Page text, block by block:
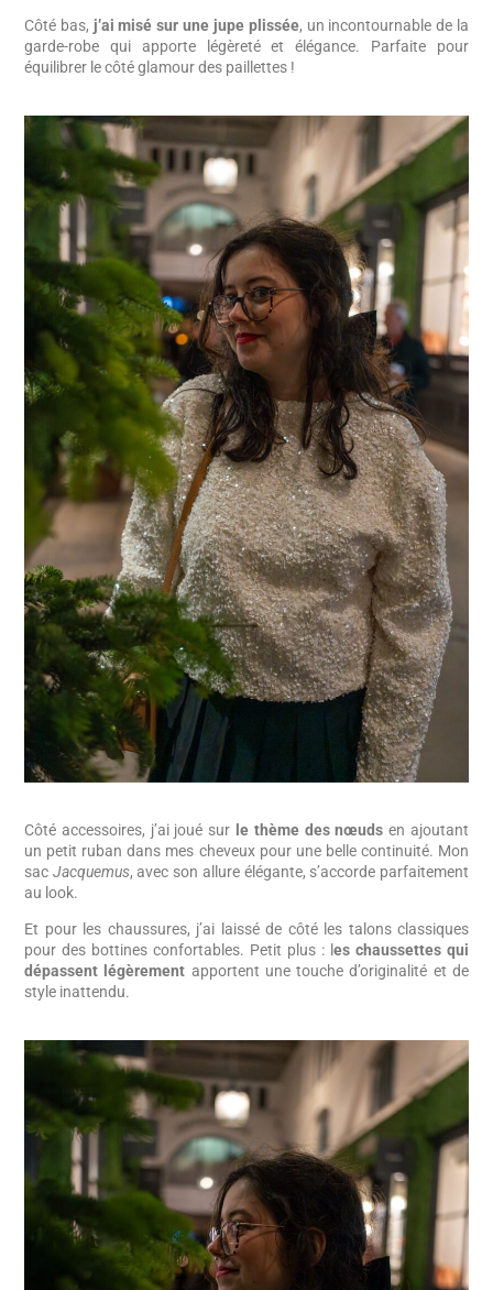
Côté bas, j’ai misé sur une jupe plissée, un incontournable de la
garde-robe qui apporte légèreté et élégance. Parfaite pour
équilibrer le côté glamour des paillettes !
Côté accessoires, j’ai joué sur le thème des nœuds en ajoutant
un petit ruban dans mes cheveux pour une belle continuité. Mon
sac Jacquemus, avec son allure élégante, s’accorde parfaitement
au look.
Et pour les chaussures, j’ai laissé de côté les talons classiques
pour des bottines confortables. Petit plus : l es chaussettes qui
dépassent légèrement apportent une touche d’originalité et de
style inattendu.